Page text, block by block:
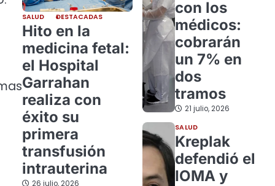
SALUD DESTACADAS
Hito en la
medicina fetal:
el Hospital
Garrahan
realiza con
éxito su
primera
transfusión
intrauterina
26 julio, 2026
con los
médicos:
cobrarán
un 7% en
dos
tramos
21 julio, 2026
SALUD
Kreplak
defendió el
IOMA y